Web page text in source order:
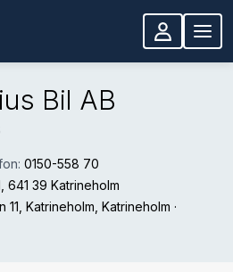
Bil AB
0150-558 70
, 641 39 Katrineholm
11, Katrineholm , Katrineholm ·